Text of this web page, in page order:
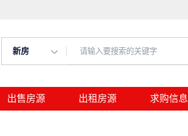
新房
出售房源 出租房源 求购信息